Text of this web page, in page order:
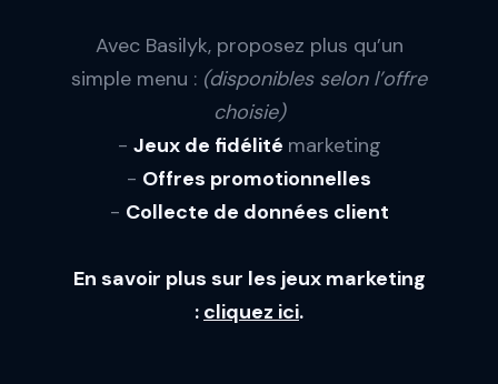
Avec Basilyk, proposez plus qu’un
simple menu : (disponibles selon l’offre
choisie)
- Jeux de fidélité marketing
- Offres promotionnelles
- Collecte de données client
En savoir plus sur les jeux marketing
: cliquez ici.